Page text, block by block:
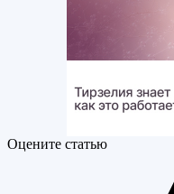
Оцените статью